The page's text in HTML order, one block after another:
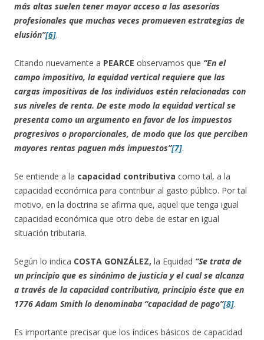
más altas suelen tener mayor acceso a las asesorías
profesionales que muchas veces promueven estrategias de
elusión”[6].
Citando nuevamente a PEARCE observamos que “En el
campo impositivo, la equidad vertical requiere que las
cargas impositivas de los individuos estén relacionadas con
sus niveles de renta. De este modo la equidad vertical se
presenta como un argumento en favor de los impuestos
progresivos o proporcionales, de modo que los que perciben
mayores rentas paguen más impuestos”[7].
Se entiende a la capacidad contributiva como tal, a la
capacidad económica para contribuir al gasto público. Por tal
motivo, en la doctrina se afirma que, aquel que tenga igual
capacidad económica que otro debe de estar en igual
situación tributaria.
Según lo indica COSTA GONZÁLEZ, la Equidad “Se trata de
un principio que es sinónimo de justicia y el cual se alcanza
a través de la capacidad contributiva, principio éste que en
1776 Adam Smith lo denominaba “capacidad de pago”[8].
Es importante precisar que los índices básicos de capacidad